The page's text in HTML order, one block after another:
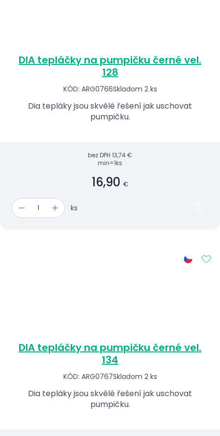
DIA tepláčky na pumpičku černé vel.
128
KÓD: ARG0766Skladom 2 ks
Dia tepláky jsou skvělé řešení jak uschovat
pumpičku.
bez DPH 13,74 €
min=1ks
16,90 €
ks
DIA tepláčky na pumpičku černé vel.
134
KÓD: ARG0767Skladom 2 ks
Dia tepláky jsou skvělé řešení jak uschovat
pumpičku.